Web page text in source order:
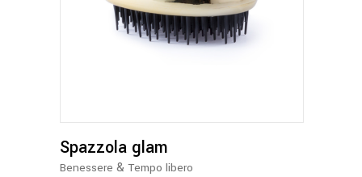
Questo
prodotto
ha
opzioni
essere
Spazzola glam
Benessere & Tempo libero